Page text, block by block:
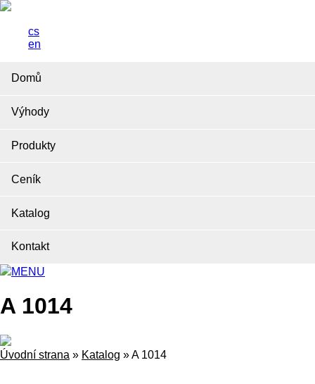
cs
en
Domů
Výhody
Produkty
Ceník
Katalog
Kontakt
MENU
A 1014
Úvodní strana » Katalog »A 1014